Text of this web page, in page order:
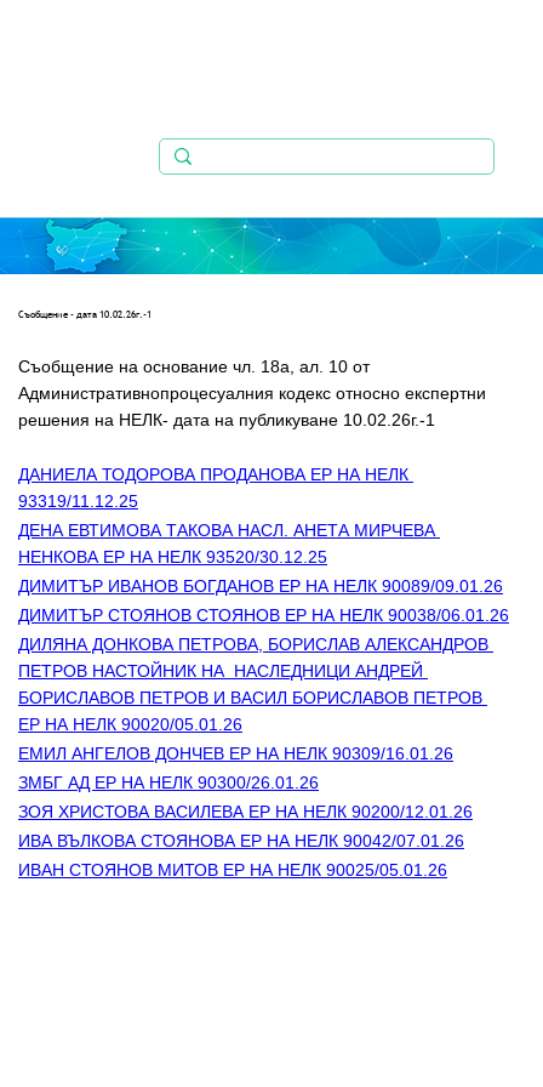
Съобщениe - дата 10.02.26г.-1
Съобщение на основание чл. 18а, ал. 10 от
Административнопроцесуалния кодекс относно експертни
решения на НЕЛК- дата на публикуване 10.02.26г.-1
ДАНИЕЛА ТОДОРОВА ПРОДАНОВА ЕР НА НЕЛК
93319/11.12.25
ДЕНА ЕВТИМОВА ТАКОВА НАСЛ. АНЕТА МИРЧЕВА
НЕНКОВА ЕР НА НЕЛК 93520/30.12.25
ДИМИТЪР ИВАНОВ БОГДАНОВ ЕР НА НЕЛК 90089/09.01.26
ДИМИТЪР СТОЯНОВ СТОЯНОВ ЕР НА НЕЛК 90038/06.01.26
ДИЛЯНА ДОНКОВА ПЕТРОВА, БОРИСЛАВ АЛЕКСАНДРОВ
ПЕТРОВ НАСТОЙНИК НА  НАСЛЕДНИЦИ АНДРЕЙ
БОРИСЛАВОВ ПЕТРОВ И ВАСИЛ БОРИСЛАВОВ ПЕТРОВ
ЕР НА НЕЛК 90020/05.01.26
ЕМИЛ АНГЕЛОВ ДОНЧЕВ ЕР НА НЕЛК 90309/16.01.26
ЗМБГ АД ЕР НА НЕЛК 90300/26.01.26
ЗОЯ ХРИСТОВА ВАСИЛЕВА ЕР НА НЕЛК 90200/12.01.26
ИВА ВЪЛКОВА СТОЯНОВА ЕР НА НЕЛК 90042/07.01.26
ИВАН СТОЯНОВ МИТОВ ЕР НА НЕЛК 90025/05.01.26